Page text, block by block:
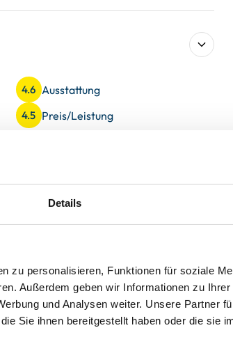
Details
zu personalisieren, Funktionen für soziale
Außerdem geben wir Informationen zu
und Analysen weiter. Unsere Partner
Sie ihnen bereitgestellt haben oder die sie
4.6 Ausstattung
4.5 Preis/Leistung
herrlich und viele Angebote !
doch sehr klein dazu kleine
gefährlich gegenüber der Spüle
Backofen was wir auch wussten
was durch ein Brummen sehr
Trockner sind nicht im Haus der
Haus gegenüber und man
Zeit waren wir eh draußen und